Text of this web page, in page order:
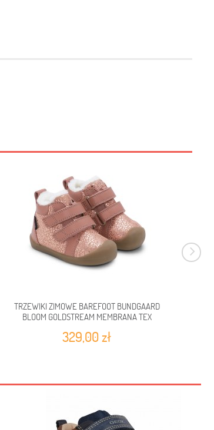
TRZEWIKI ZIMOWE BAREFOOT BUNDGAARD
BLOOM GOLDSTREAM MEMBRANA TEX
329,00 zł